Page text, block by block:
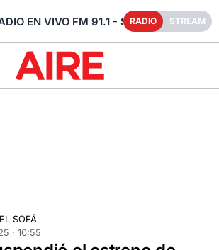
EN VIVO FM 91.1 - SANTA FE
RADIO STREAM
SOFÁ
· 10:55